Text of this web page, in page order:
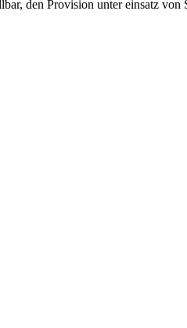
den Provision unter einsatz